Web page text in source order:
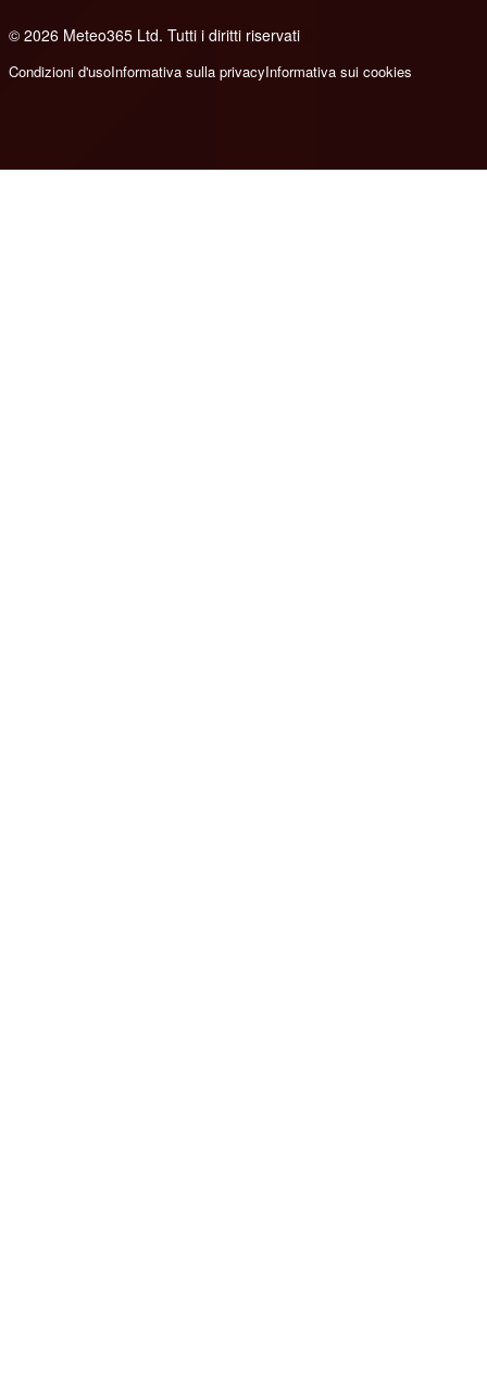
© 2026 Meteo365 Ltd. Tutti i diritti riservati
Condizioni d'usoInformativa sulla privacyInformativa sui cookies